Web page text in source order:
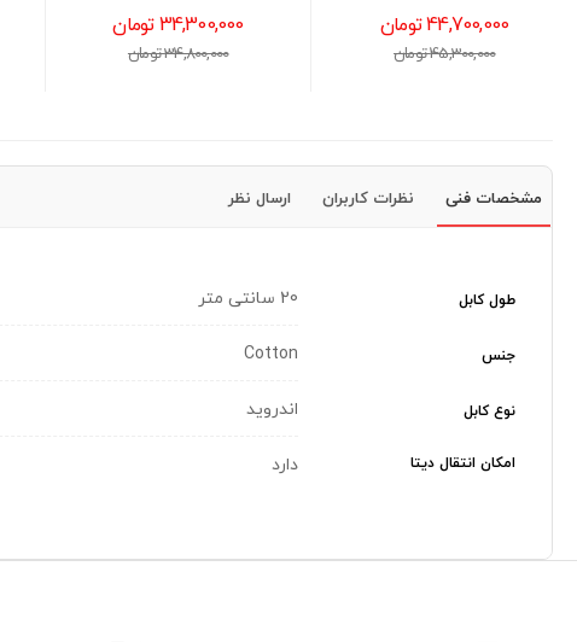
44,700,000 تومان
45,300,000 تومان
34,300,000 تومان
34,800,000 تومان
مشخصات فنی نظرات کاربران ارسال نظر
طول کابل 20 سانتی متر
جنس Cotton
نوع کابل اندروید
امکان انتقال دیتا دارد